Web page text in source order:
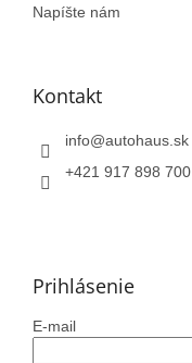
Napíšte nám
Kontakt
info@autohaus.sk
+421 917 898 700
Prihlásenie
E-mail